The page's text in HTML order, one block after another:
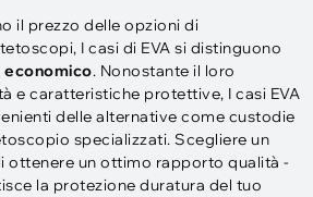
il prezzo delle opzioni di
I casi di EVA si distinguono
. Nonostante il loro
e caratteristiche protettive, I casi EVA
delle alternative come custodie
specializzati. Scegliere un
ottenere un ottimo rapporto qualità -
la protezione duratura del tuo